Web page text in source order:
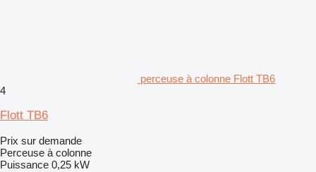
perceuse à colonne Flott TB6
4
Flott TB6
Prix sur demande
Perceuse à colonne
Puissance 0,25 kW